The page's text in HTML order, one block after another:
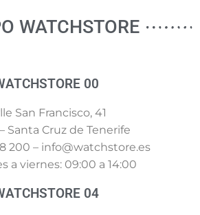
WATCHSTORE
00
San Francisco, 41
Santa Cruz de Tenerife
200 – info@watchstore.es
a viernes: 09:00 a 14:00
04